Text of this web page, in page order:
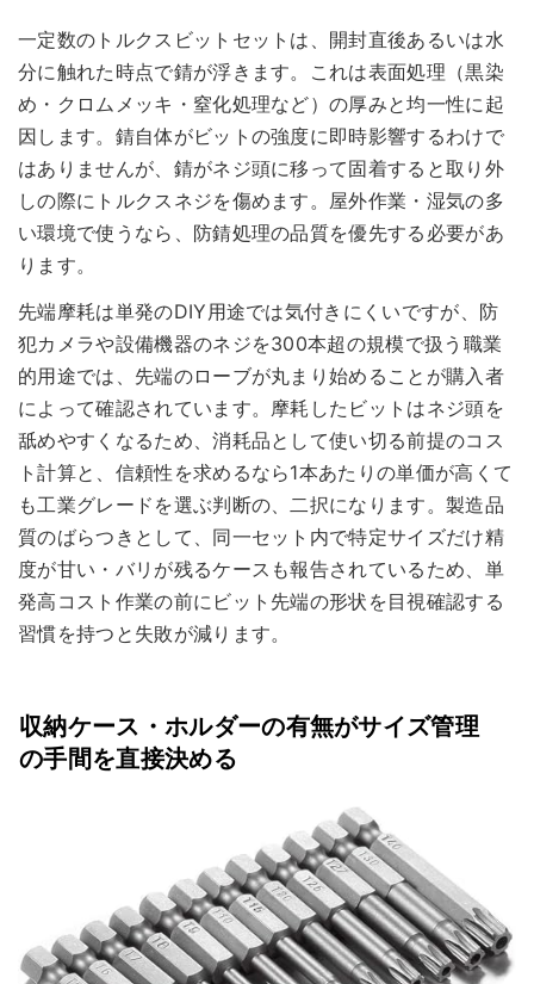
一定数のトルクスビットセットは、開封直後あるいは水
分に触れた時点で錆が浮きます。これは表面処理（黒染
め・クロムメッキ・窒化処理など）の厚みと均一性に起
因します。錆自体がビットの強度に即時影響するわけで
はありませんが、錆がネジ頭に移って固着すると取り外
しの際にトルクスネジを傷めます。屋外作業・湿気の多
い環境で使うなら、防錆処理の品質を優先する必要があ
ります。
先端摩耗は単発のDIY用途では気付きにくいですが、防
犯カメラや設備機器のネジを300本超の規模で扱う職業
的用途では、先端のローブが丸まり始めることが購入者
によって確認されています。摩耗したビットはネジ頭を
舐めやすくなるため、消耗品として使い切る前提のコス
ト計算と、信頼性を求めるなら1本あたりの単価が高くて
も工業グレードを選ぶ判断の、二択になります。製造品
質のばらつきとして、同一セット内で特定サイズだけ精
度が甘い・バリが残るケースも報告されているため、単
発高コスト作業の前にビット先端の形状を目視確認する
習慣を持つと失敗が減ります。
収納ケース・ホルダーの有無がサイズ管理
の手間を直接決める